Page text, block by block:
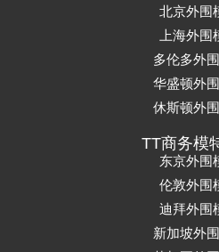
北京外围
上海外围
多伦多外
华盛顿外
休斯顿外
TT商务模
东京外围
伦敦外围
迪拜外围
新加坡外